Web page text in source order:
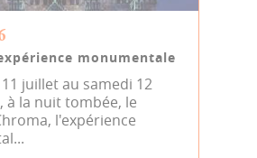
monumentale
juillet au samedi 12
à la nuit tombée, le
l'expérience